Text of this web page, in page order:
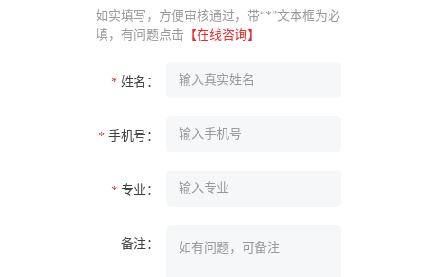
如实填写，方便审核通过，带“*”文本框为必
填，有问题点击 【在线咨询】
* 姓名：
* 手机号：
* 专业：
备注：